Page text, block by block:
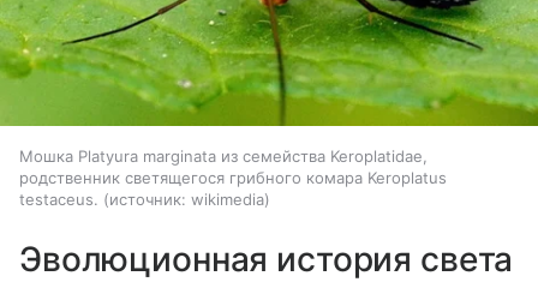
Мошка Platyura marginata из семейства Keroplatidae,
родственник светящегося грибного комара Keroplatus
testaceus.
источник: wikimedia
Эволюционная история света